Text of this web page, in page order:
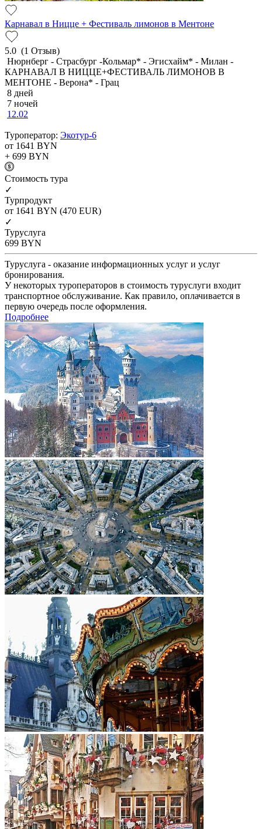
Карнавал в Ницце + Фестиваль лимонов в Ментоне
5.0 (1 Отзыв)
Нюрнберг - Страсбург -Кольмар* - Эгисхайм* - Милан -
КАРНАВАЛ В НИЦЦЕ+ФЕСТИВАЛЬ ЛИМОНОВ В
МЕНТОНЕ - Верона* - Грац
8 дней
7 ночей
12.02
Туроператор: Экотур-6
от 1641 BYN
+ 699 BYN
Cтоимость тура
✓
Турпродукт
от 1641 BYN (470 EUR)
✓
Туруслуга
699 BYN
Туруслуга - оказание информационных услуг и услуг
бронирования.
У некоторых туроператоров в стоимость туруслуги входит
транспортное обслуживание. Как правило, оплачивается в
первую очередь после оформления.
Подробнее